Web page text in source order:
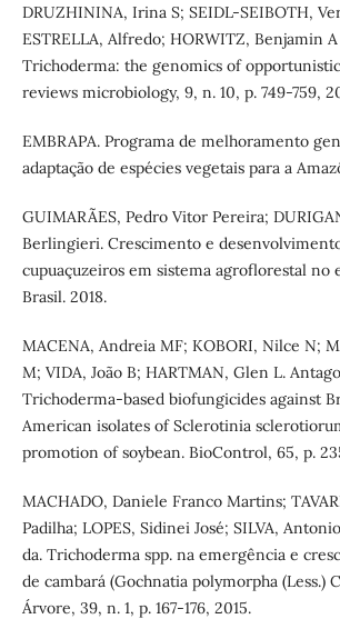
DRUZHININA, Irina S; SEIDL-SEIBOTH,
ESTRELLA, Alfredo; HORWITZ, Benjamin
Trichoderma: the genomics of
reviews microbiology, 9, n. 10, p. 749-759,
EMBRAPA. Programa de melhoramento
adaptação de espécies vegetais para a
GUIMARÃES, Pedro Vitor Pereira;
Berlingieri. Crescimento e
cupuaçuzeiros em sistema agroflorestal no
Brasil. 2018.
MACENA, Andreia MF; KOBORI, Nilce N;
M; VIDA, João B; HARTMAN, Glen L.
Trichoderma-based biofungicides against
American isolates of Sclerotinia
promotion of soybean. BioControl, 65, p.
MACHADO, Daniele Franco Martins;
Padilha; LOPES, Sidinei José; SILVA,
da. Trichoderma spp. na emergência e
de cambará (Gochnatia polymorpha (Less.)
Árvore, 39, n. 1, p. 167-176, 2015.